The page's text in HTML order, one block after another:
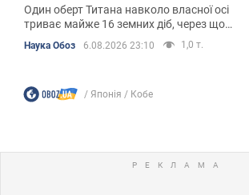
Один оберт Титана навколо власної осі
триває майже 16 земних діб, через що
Сатурн для частини його поверхні ніколи не
заходить за горизонт
Наука Обоз 6.08.2026 23:10 1,0 т.
Японія Кобе